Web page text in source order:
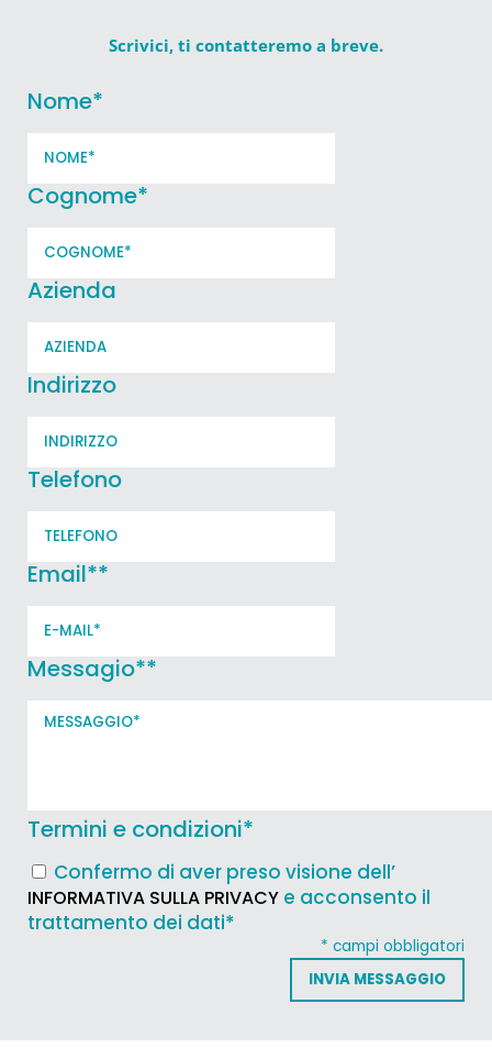
Scrivici, ti contatteremo a breve.
Nome*
Cognome*
Azienda
Indirizzo
Telefono
Email**
Messagio**
Termini e condizioni*
Confermo di aver preso visione dell’
INFORMATIVA SULLA PRIVACY e acconsento il
trattamento dei dati*
* campi obbligatori